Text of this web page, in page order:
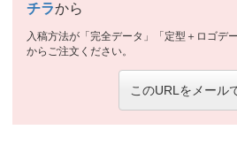
チラから
入稿方法が「完全データ」「定型＋ロゴデ
からご注文ください。
このURLをメール